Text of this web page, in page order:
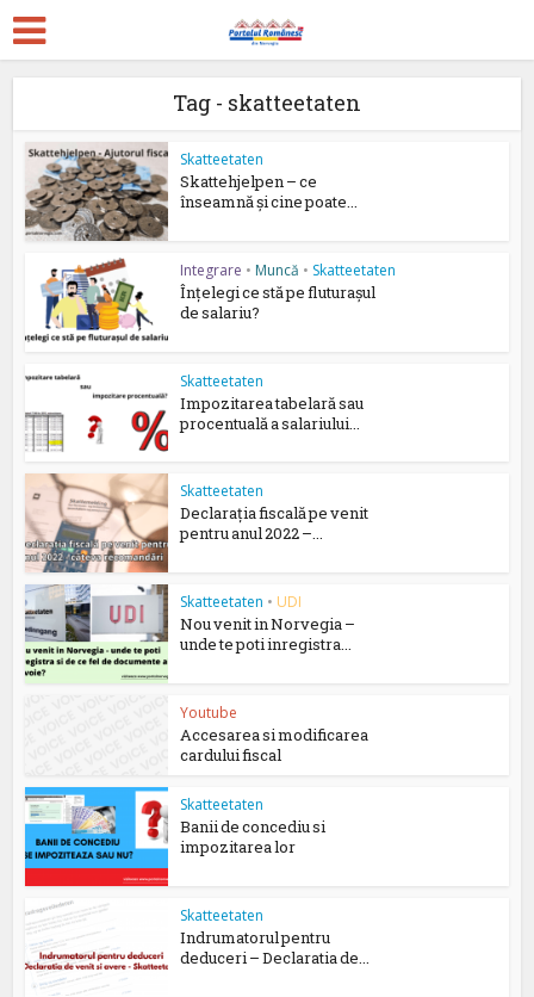
Tag - skatteetaten
Skatteetaten
Skattehjelpen – ce
înseamnă și cine poate...
Integrare • Muncă • Skatteetaten
Înțelegi ce stă pe fluturașul
de salariu?
Skatteetaten
Impozitarea tabelară sau
procentuală a salariului...
Skatteetaten
Declarația fiscală pe venit
pentru anul 2022 –...
Skatteetaten • UDI
Nou venit in Norvegia –
unde te poti inregistra...
Youtube
Accesarea si modificarea
cardului fiscal
Skatteetaten
Banii de concediu si
impozitarea lor
Skatteetaten
Indrumatorul pentru
deduceri – Declaratia de...